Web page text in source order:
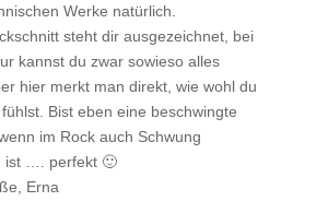
Werke natürlich.
steht dir ausgezeichnet, bei
kannst du zwar sowieso alles
hier merkt man direkt, wie wohl du
Bist eben eine beschwingte
im Rock auch Schwung
ist …. perfekt 🙂
Erna